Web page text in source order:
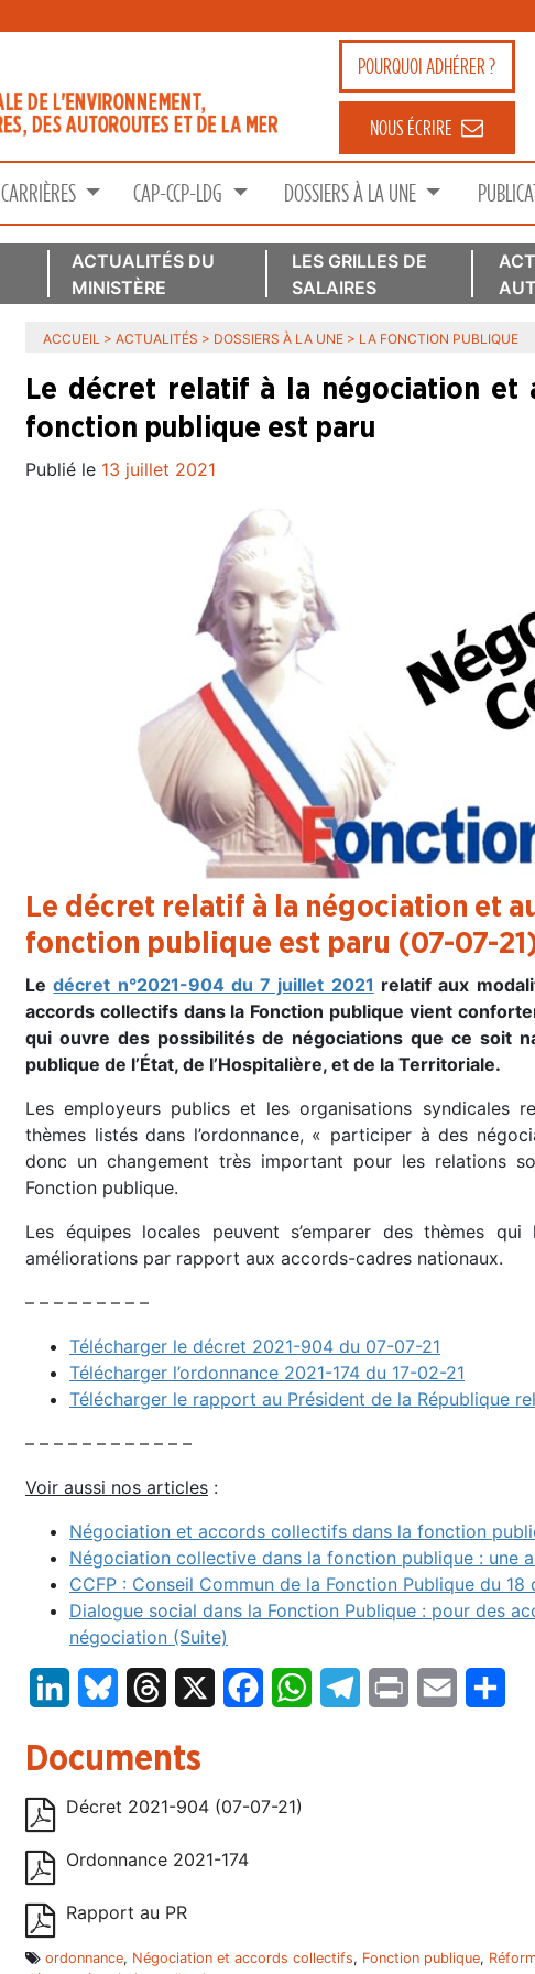
POURQUOIADHÉRER ?
NOUS ÉCRIRE
CARRIÈRES CAP-CCP-LDG DOSSIERS À LA UNE
ACTUALITÉS DU
MINISTÈRE
LES GRILLES DE
SALAIRES
ACCUEIL > ACTUALITÉS > DOSSIERS À LA UNE > LA FONCTION PUBLIQUE
Le décret relatif à la négociation et
fonction publique est paru
Publié le 13 juillet 2021
Le décret relatif à la négociation et
fonction publique est paru (07-07-
Ledécret n°2021-904 du 7 juillet 2021 relatif aux
accords collectifs dans la Fonction publique vient
qui ouvre des possibilités de négociations que ce soit
publique de l’État, de l’Hospitalière, et de la Territoriale.
Les employeurs publics et les organisations syndicales
thèmes listés dans l’ordonnance, « participer à des
donc un changement très important pour les relations
Fonction publique.
Les équipes locales peuvent s’emparer des thèmes
améliorations par rapport aux accords-cadres nationaux.
– – – – – – – – –
Télécharger le décret 2021-904 du 07-07-21
Télécharger l’ordonnance 2021-174 du 17-02-21
Télécharger le rapport au Président de la République
– – – – – – – – – – – –
Voir aussi nos articles :
Négociation et accords collectifs dans la fonction
Négociation collective dans la fonction publique : une
CCFP : Conseil Commun de la Fonction Publique du
Dialogue social dans la Fonction Publique : pour des
négociation (Suite)
LinkedInBluesky Threads FacebookWhatsAppTelegram
Print Email
Documents
Décret 2021-904 (07-07-21)
Ordonnance 2021-174
Rapport au PR
ordonnance, Négociation et accords collectifs, Fonction publique,